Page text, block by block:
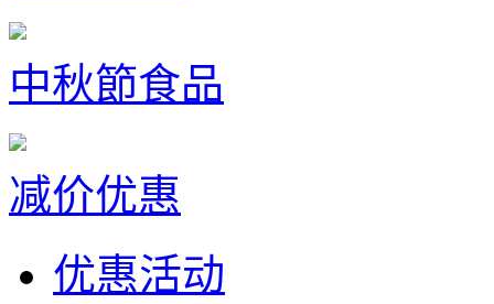
中秋節食品
减价优惠
优惠活动